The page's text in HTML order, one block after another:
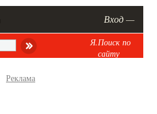
Вход —
Я.Поиск по
сайту
Реклама